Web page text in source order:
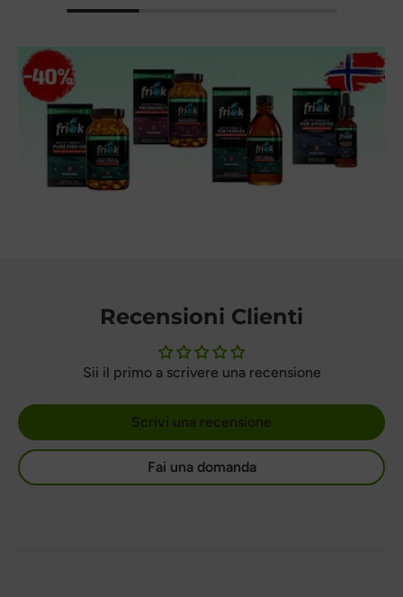
Recensioni Clienti
Sii il primo a scrivere una recensione
Scrivi una recensione
Fai una domanda